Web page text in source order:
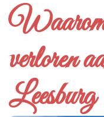
Waarom
verloren
Leesburg